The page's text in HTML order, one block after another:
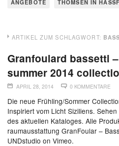
ANGEBOTE THOMSEN IN
ARTIKEL ZUM SCHLAGWORT:
Granfoulard bassetti
summer 2014
APRIL 28, 2014 0 KOMMENTARE
Die neue Frühling/Sommer
Inspiriert vom Licht Siziliens.
des aktuellen Kataloges. Alle
raumausstattung GranFoular –
UNDstudio on Vimeo.